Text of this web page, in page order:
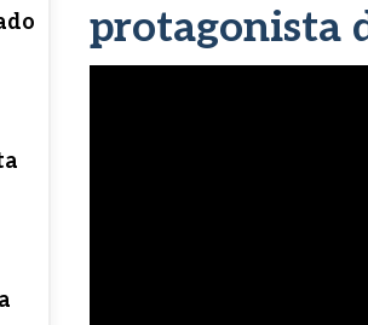
protagonista